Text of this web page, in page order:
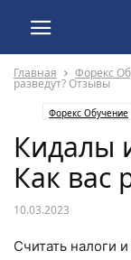
Главная Форекс
разведут? Отзывы
Форекс Обучение
Кидалы
Как вас
10.03.2023
Считать налоги